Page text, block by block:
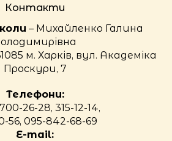
Контакти
– Михайленко Галина
м. Харків, вул. Академіка
Проскури, 7
Телефони:
26-28, 315-12-14,
56, 095-842-68-69
E-mail: